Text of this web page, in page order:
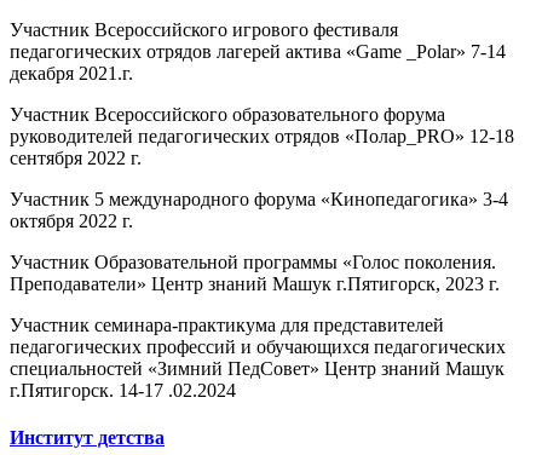
Участник Всероссийского игрового фестиваля
педагогических отрядов лагерей актива «Game _Polar» 7-14
декабря 2021.г.
Участник Всероссийского образовательного форума
руководителей педагогических отрядов «Полар_PRО» 12-18
сентября 2022 г.
Участник 5 международного форума «Кинопедагогика» 3-4
октября 2022 г.
Участник Образовательной программы «Голос поколения.
Преподаватели» Центр знаний Машук г.Пятигорск, 2023 г.
Участник семинара-практикума для представителей
педагогических профессий и обучающихся педагогических
специальностей «Зимний ПедСовет» Центр знаний Машук
г.Пятигорск. 14-17 .02.2024
Институт детства